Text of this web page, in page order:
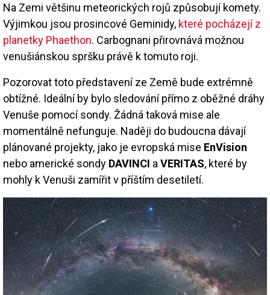
Na Zemi většinu meteorických rojů způsobují komety.
Výjimkou jsou prosincové Geminidy, které pocházejí z
planetky Phaethon. Carbognani přirovnává možnou
venušiánskou spršku právě k tomuto roji.
Pozorovat toto představení ze Země bude extrémně
obtížné. Ideální by bylo sledování přímo z oběžné dráhy
Venuše pomocí sondy. Žádná taková mise ale
momentálně nefunguje. Naději do budoucna dávají
plánované projekty, jako je evropská mise EnVision
nebo americké sondy DAVINCI a VERITAS, které by
mohly k Venuši zamířit v příštím desetiletí.
Image